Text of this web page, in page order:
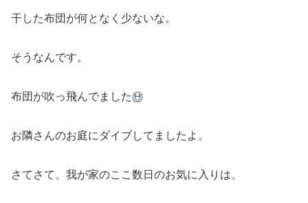
干した布団が何となく少ないな。
そうなんです。
布団が吹っ飛んでました
お隣さんのお庭にダイブしてましたよ。
さてさて、我が家のここ数日のお気に入りは、